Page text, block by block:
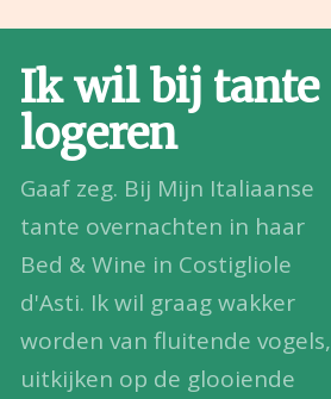
Ik wil bij tante
logeren
Gaaf zeg. Bij Mijn Italiaanse
tante overnachten in haar
Bed & Wine in Costigliole
d'Asti. Ik wil graag wakker
worden van fluitende vogels,
uitkijken op de glooiende